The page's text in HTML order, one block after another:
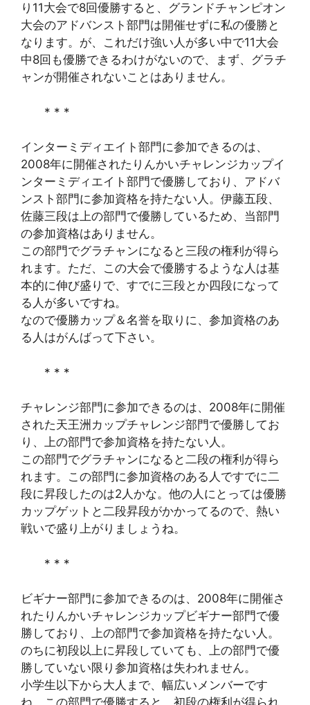
り11大会で8回優勝すると、グランドチャンピオン
大会のアドバンスト部門は開催せずに私の優勝と
なります。が、これだけ強い人が多い中で11大会
中8回も優勝できるわけがないので、まず、グラチ
ャンが開催されないことはありません。
* * *
インターミディエイト部門に参加できるのは、
2008年に開催されたりんかいチャレンジカップイ
ンターミディエイト部門で優勝しており、アドバ
ンスト部門に参加資格を持たない人。伊藤五段、
佐藤三段は上の部門で優勝しているため、当部門
の参加資格はありません。
この部門でグラチャンになると三段の権利が得ら
れます。ただ、この大会で優勝するような人は基
本的に伸び盛りで、すでに三段とか四段になって
る人が多いですね。
なので優勝カップ＆名誉を取りに、参加資格のあ
る人はがんばって下さい。
* * *
チャレンジ部門に参加できるのは、2008年に開催
された天王洲カップチャレンジ部門で優勝してお
り、上の部門で参加資格を持たない人。
この部門でグラチャンになると二段の権利が得ら
れます。この部門に参加資格のある人ですでに二
段に昇段したのは2人かな。他の人にとっては優勝
カップゲットと二段昇段がかかってるので、熱い
戦いで盛り上がりましょうね。
* * *
ビギナー部門に参加できるのは、2008年に開催さ
れたりんかいチャレンジカップビギナー部門で優
勝しており、上の部門で参加資格を持たない人。
のちに初段以上に昇段していても、上の部門で優
勝していない限り参加資格は失われません。
小学生以下から大人まで、幅広いメンバーです
ね。この部門で優勝すると、初段の権利が得られ